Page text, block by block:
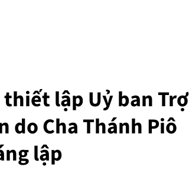
lập Uỷ ban Trợ
do Cha Thánh Piô
lập